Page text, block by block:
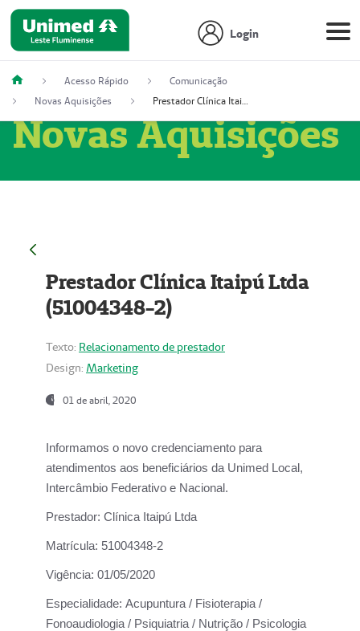
Login
Acesso Rápido
Comunicação
Novas Aquisições
Prestador Clínica Itaipú Ltda (51004348-2)
Novas Aquisições
Prestador Clínica Itaipú Ltda
(51004348-2)
Texto: Relacionamento de prestador
Design: Marketing
01 de abril, 2020
Informamos o novo credenciamento para
atendimentos aos beneficiários da Unimed Local,
Intercâmbio Federativo e Nacional.
Prestador: Clínica Itaipú Ltda
Matrícula: 51004348-2
Vigência: 01/05/2020
Especialidade: Acupuntura / Fisioterapia /
Fonoaudiologia / Psiquiatria / Nutrição / Psicologia